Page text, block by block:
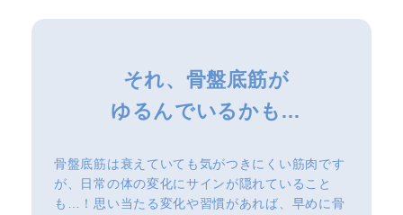
それ、骨盤底筋が
ゆるんでいるかも…
骨盤底筋は衰えていても気がつきにくい筋肉です
が、日常の体の変化にサインが隠れていること
も…！思い当たる変化や習慣があれば、早めに骨